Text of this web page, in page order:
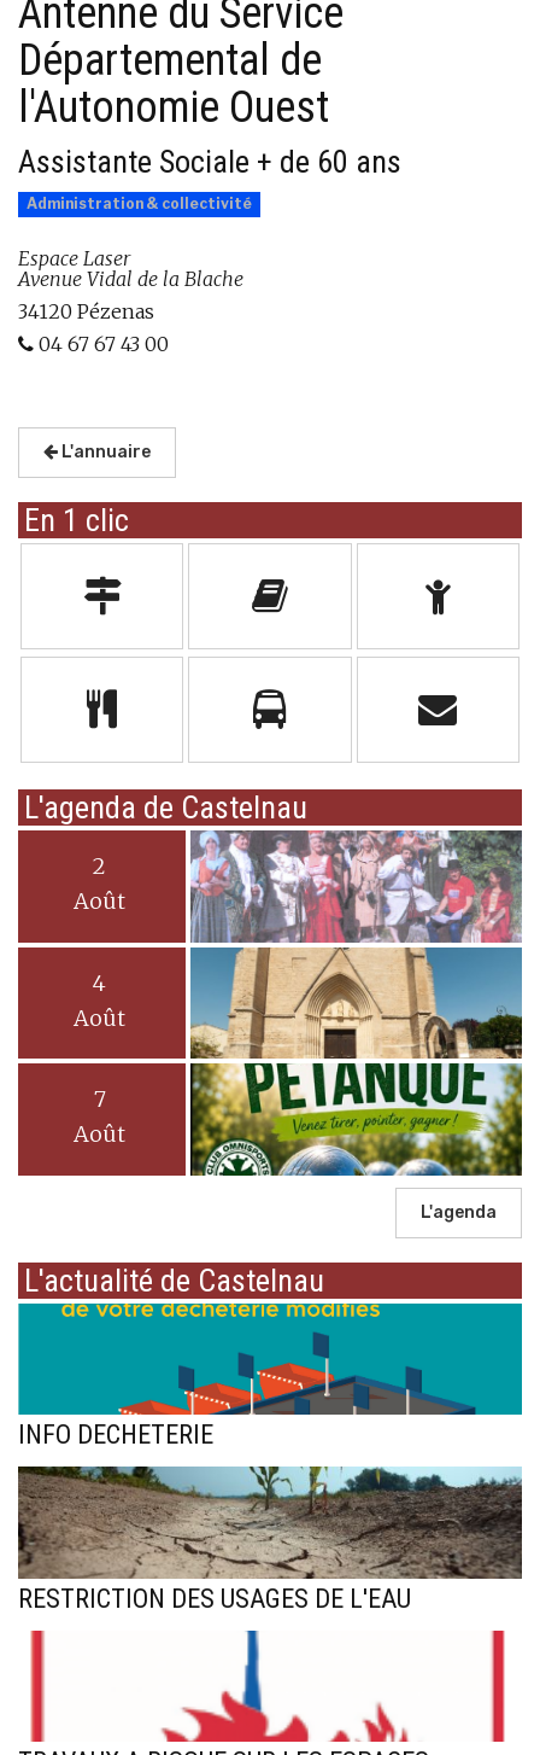
Antenne du Service
Départemental de
l'Autonomie Ouest
Assistante Sociale + de 60 ans
Administration & collectivité
Espace Laser
Avenue Vidal de la Blache
34120 Pézenas
04 67 67 43 00
L'annuaire
En 1 clic
L'agenda de Castelnau
2
Août
4
Août
7
Août
L'agenda
L'actualité de Castelnau
INFO DECHETERIE
RESTRICTION DES USAGES DE L'EAU